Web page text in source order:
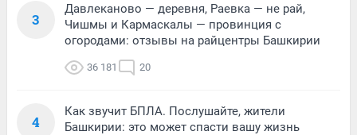
3
Давлеканово — деревня, Раевка — не рай,
Чишмы и Кармаскалы — провинция с
огородами: отзывы на райцентры Башкирии
36 181 20
4
Как звучит БПЛА. Послушайте, жители
Башкирии: это может спасти вашу жизнь